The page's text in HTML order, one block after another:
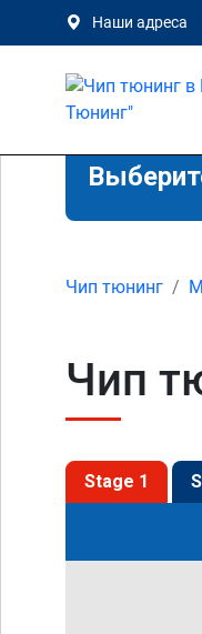
Наши адреса
Чип тюнинг
Чип
Stage 1